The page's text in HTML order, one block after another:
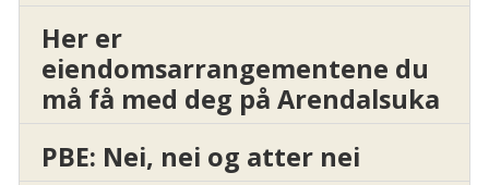
Her er
eiendomsarrangementene du
må få med deg på Arendalsuka
PBE: Nei, nei og atter nei